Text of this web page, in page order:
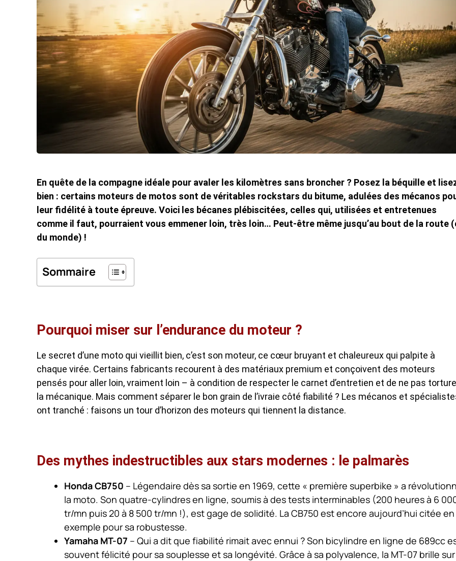
En quête de la compagne idéale pour avaler les kilomètres sans broncher ? Posez la béquille et
bien : certains moteurs de motos sont de véritables rockstars du bitume, adulées des mécanos
leur fidélité à toute épreuve. Voici les bécanes plébiscitées, celles qui, utilisées et entretenues
comme il faut, pourraient vous emmener loin, très loin… Peut-être même jusqu’au bout de la route
du monde) !
Sommaire
Pourquoi miser sur l’endurance du moteur ?
Le secret d’une moto qui vieillit bien, c’est son moteur, ce cœur bruyant et chaleureux qui palpite à
chaque virée. Certains fabricants recourent à des matériaux premium et conçoivent des moteurs
pensés pour aller loin, vraiment loin – à condition de respecter le carnet d’entretien et de ne pas
la mécanique. Mais comment séparer le bon grain de l’ivraie côté fiabilité ? Les mécanos et
ont tranché : faisons un tour d’horizon des moteurs qui tiennent la distance.
Des mythes indestructibles aux stars modernes : le palmarès
Honda CB750 – Légendaire dès sa sortie en 1969, cette « première superbike » a
la moto. Son quatre-cylindres en ligne, soumis à des tests interminables (200 heures à 6
tr/mn puis 20 à 8 500 tr/mn !), est gage de solidité. La CB750 est encore aujourd’hui citée en
exemple pour sa robustesse.
Yamaha MT-07 – Qui a dit que fiabilité rimait avec ennui ? Son bicylindre en ligne de 689cc
souvent félicité pour sa souplesse et sa longévité. Grâce à sa polyvalence, la MT-07 brille sur